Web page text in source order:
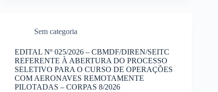
Sem categoria
EDITAL Nº 025/2026 – CBMDF/DIREN/SEITC
REFERENTE À ABERTURA DO PROCESSO
SELETIVO PARA O CURSO DE OPERAÇÕES
COM AERONAVES REMOTAMENTE
PILOTADAS – CORPAS 8/2026